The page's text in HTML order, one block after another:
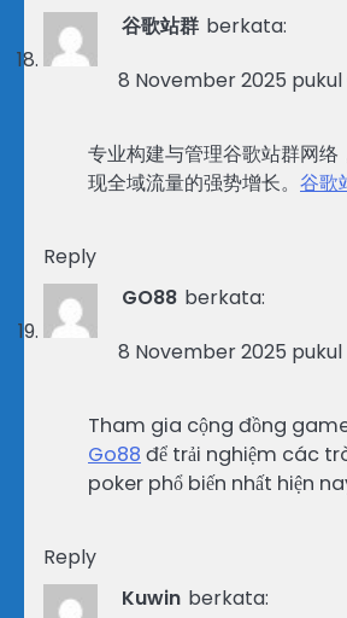
谷歌站群 berkata:
8 November 2025 pukul
专业构建与管理谷歌站群网络
现全域流量的强势增长。 谷歌
Reply
GO88 berkata:
8 November 2025 pukul
Tham gia cộng đồng
Go88 để trải nghiệm các
poker phổ biến nhất hiện
Reply
Kuwin berkata: